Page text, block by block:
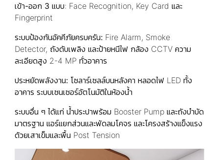
เข้า-ออก 3 แบบ: Face Recognition, Key Card และ
Fingerprint
ระบบป้องกันอัคคีภัยครบครัน: Fire Alarm, Smoke
Detector, ถังดับเพลิง และป้ายหนีไฟ กล้อง CCTV ความ
ละเอียดสูง 2-4 MP ทั่วอาคาร
ประหยัดพลังงาน: โซลาร์เซลล์บนหลังคา หลอดไฟ LED ทั้ง
อาคาร ระบบเซนเซอร์อัตโนมัติในห้องน้ำ
ระบบอื่น ๆ ได้แก่ น้ำประปาพร้อม Booster Pump และถังบำบัด
มาตรฐาน แอร์แยกส่วนและพัดลมโคจร และโครงสร้างแข็งแรง
ด้วยเสาเข็มและพื้น Post Tension